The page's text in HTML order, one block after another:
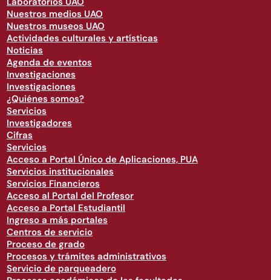
Nuestros medios UAO
Nuestros museos UAO
Actividades culturales y artísticas
Noticias
Agenda de eventos
Investigaciones
Investigaciones
¿Quiénes somos?
Servicios
Investigadores
Cifras
Servicios
Acceso a Portal Único de Aplicaciones, PUA
Servicios institucionales
Servicios Financieros
Acceso al Portal del Profesor
Acceso a Portal Estudiantil
Ingreso a más portales
Centros de servicio
Proceso de grado
Procesos y trámites administrativos
Servicio de parqueadero